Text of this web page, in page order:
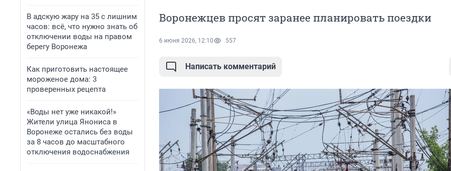
В адскую жару на 35 с лишним
часов: всё, что нужно знать об
отключении воды на правом
берегу Воронежа
Как приготовить настоящее
мороженое дома: 3
проверенных рецепта
«Воды нет уже никакой!»
Жители улица Янониса в
Воронеже остались без воды
за 8 часов до масштабного
отключения водоснабжения
Воронежцев просят заранее планировать поездки
6 июня 2026, 12:10 557
Написать комментарий